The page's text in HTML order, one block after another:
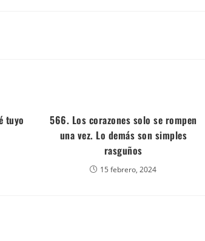
tuyo
566. Los corazones solo se rompen
una vez. Lo demás son simples
rasguños
15 febrero, 2024